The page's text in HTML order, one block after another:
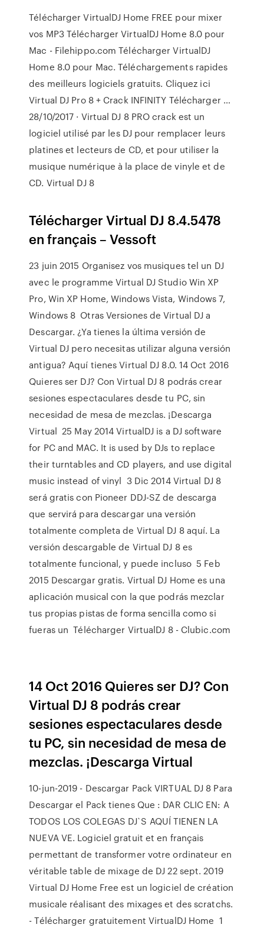
Télécharger VirtualDJ Home FREE pour mixer
vos MP3 Télécharger VirtualDJ Home 8.0 pour
Mac - Filehippo.com Télécharger VirtualDJ
Home 8.0 pour Mac. Téléchargements rapides
des meilleurs logiciels gratuits. Cliquez ici
Virtual DJ Pro 8 + Crack INFINITY Télécharger …
28/10/2017 · Virtual DJ 8 PRO crack est un
logiciel utilisé par les DJ pour remplacer leurs
platines et lecteurs de CD, et pour utiliser la
musique numérique à la place de vinyle et de
CD. Virtual DJ 8
Télécharger Virtual DJ 8.4.5478
en français – Vessoft
23 juin 2015 Organisez vos musiques tel un DJ
avec le programme Virtual DJ Studio Win XP
Pro, Win XP Home, Windows Vista, Windows 7,
Windows 8 Otras Versiones de Virtual DJ a
Descargar. ¿Ya tienes la última versión de
Virtual DJ pero necesitas utilizar alguna versión
antigua? Aquí tienes Virtual DJ 8.0. 14 Oct 2016
Quieres ser DJ? Con Virtual DJ 8 podrás crear
sesiones espectaculares desde tu PC, sin
necesidad de mesa de mezclas. ¡Descarga
Virtual 25 May 2014 VirtualDJ is a DJ software
for PC and MAC. It is used by DJs to replace
their turntables and CD players, and use digital
music instead of vinyl 3 Dic 2014 Virtual DJ 8
será gratis con Pioneer DDJ-SZ de descarga
que servirá para descargar una versión
totalmente completa de Virtual DJ 8 aquí. La
versión descargable de Virtual DJ 8 es
totalmente funcional, y puede incluso 5 Feb
2015 Descargar gratis. Virtual DJ Home es una
aplicación musical con la que podrás mezclar
tus propias pistas de forma sencilla como si
fueras un Télécharger VirtualDJ 8 - Clubic.com
14 Oct 2016 Quieres ser DJ? Con
Virtual DJ 8 podrás crear
sesiones espectaculares desde
tu PC, sin necesidad de mesa de
mezclas. ¡Descarga Virtual
10-jun-2019 - Descargar Pack VIRTUAL DJ 8 Para
Descargar el Pack tienes Que : DAR CLIC EN: A
TODOS LOS COLEGAS DJ`S AQUÍ TIENEN LA
NUEVA VE. Logiciel gratuit et en français
permettant de transformer votre ordinateur en
véritable table de mixage de DJ 22 sept. 2019
Virtual DJ Home Free est un logiciel de création
musicale réalisant des mixages et des scratchs.
- Télécharger gratuitement VirtualDJ Home 1